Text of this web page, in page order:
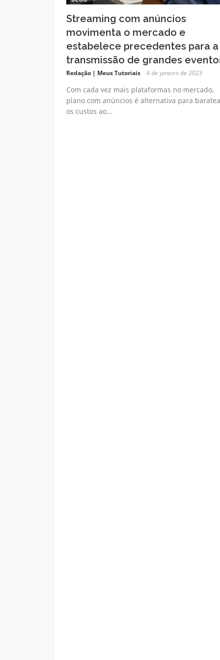
Streaming com anúncios
movimenta o mercado e
estabelece precedentes para a
transmissão de grandes
Redação | Meus Tutoriais 4 de janeiro de 2023
Com cada vez mais plataformas no mercado,
plano com anúncios é alternativa para
os custos ao...